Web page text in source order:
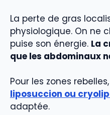
La perte de gras
physiologique. On ne
puise son énergie. La
que les abdominaux
Pour les zones
liposuccion ou
adaptée.